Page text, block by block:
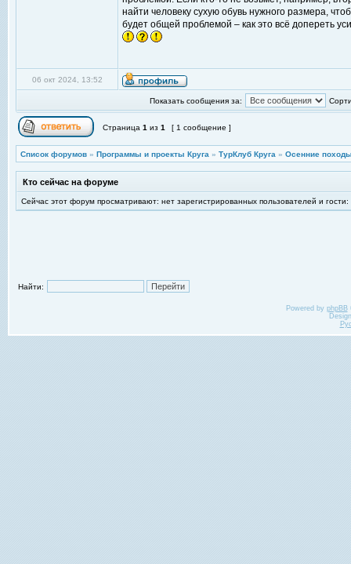
найти человеку сухую обувь нужного размера,
будет общей проблемой – как это всё допереть
06 окт 2024, 13:52
Показать сообщения за:
Страница 1 из 1 [ 1 сообщение ]
Список форумов » Программы и проекты Круга » ТурКлуб Круга » Осенние
Кто сейчас на форуме
Сейчас этот форум просматривают: нет зарегистрированных пользователей и гости:
Найти:
Powered by phpBB